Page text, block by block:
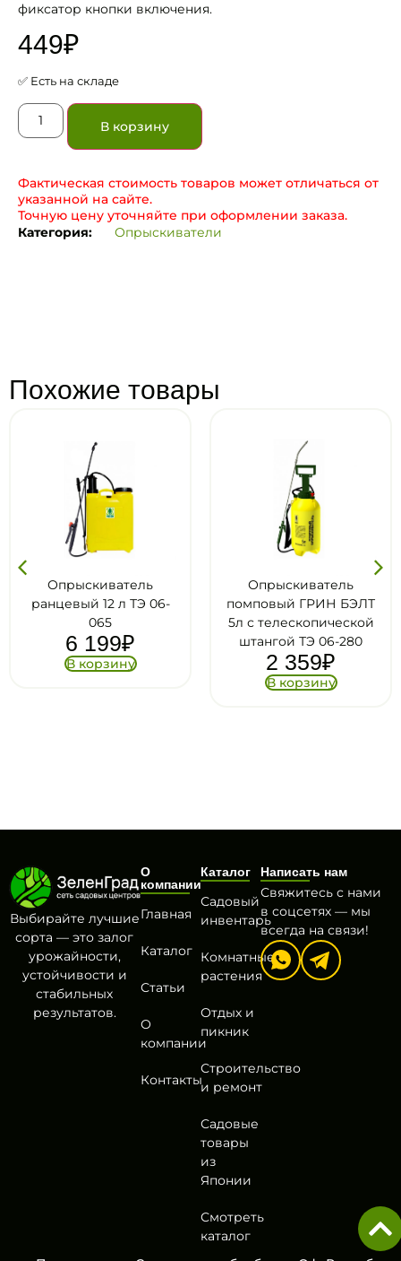
фиксатор кнопки включения.
449₽
✅ Есть на складе
В корзину
Фактическая стоимость товаров может отличаться от
указанной на сайте.
Точную цену уточняйте при оформлении заказа.
Категория:
Опрыскиватели
Похожие товары
12 л ТЭ 06-
Опрыскиватель
помповый ГРИН БЭЛТ
5л с телескопической
штангой ТЭ 06-280
5л с
штангой
Выбирайте лучшие
сорта — это залог
урожайности,
устойчивости и
стабильных
результатов.
О
компании
Главная
Каталог
Статьи
О
компании
Контакты
Каталог
Садовый
инвентарь
Комнатные
растения
Отдых и
пикник
Строительство
и ремонт
Садовые
товары
из
Японии
Смотреть
каталог
Написать нам
Свяжитесь с нами
в соцсетях — мы
всегда на связи!